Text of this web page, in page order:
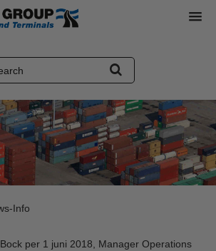
Info
per 1 juni 2018, Manager Operations